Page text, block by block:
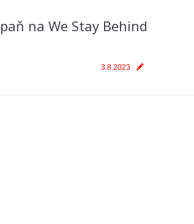
na We Stay Behind
3.8.2023